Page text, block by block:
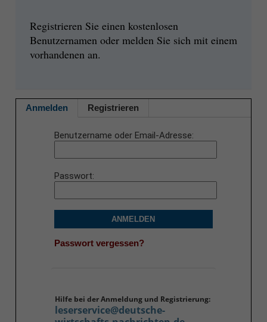
Registrieren Sie einen kostenlosen
Benutzernamen oder melden Sie sich mit einem
vorhandenen an.
Anmelden Registrieren
Benutzername oder Email-Adresse
Passwort
ANMELDEN
Passwort vergessen?
Hilfe bei der Anmeldung und Registrierung:
leserservice@deutsche-